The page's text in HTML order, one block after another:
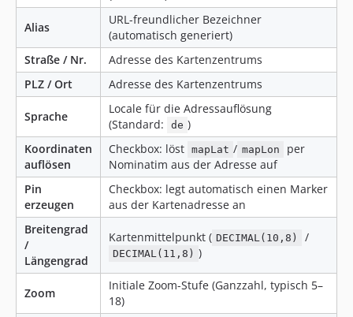
Alias
URL-freundlicher Bezeichner
(automatisch generiert)
Straße / Nr.
Adresse des Kartenzentrums
PLZ / Ort
Adresse des Kartenzentrums
Sprache
Locale für die Adressauflösung
(Standard:
de )
Koordinaten
auflösen
Checkbox: löst mapLat / mapLon
per
Nominatim aus der Adresse auf
Pin
erzeugen
Checkbox: legt automatisch einen Marker
aus der Kartenadresse an
Breitengrad
/
Längengrad
Kartenmittelpunkt ( DECIMAL(10,8) /
DECIMAL(11,8) )
Zoom
Initiale Zoom-Stufe (Ganzzahl, typisch 5–
18)